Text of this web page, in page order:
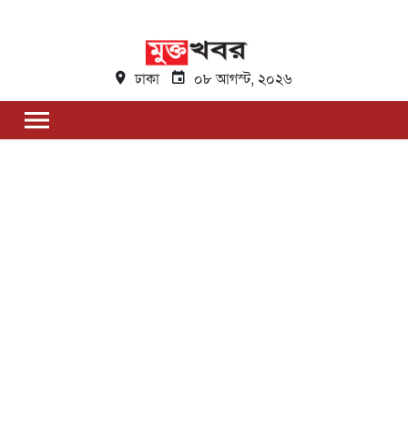
ঢাকা ০৮ আগস্ট, ২০২৬